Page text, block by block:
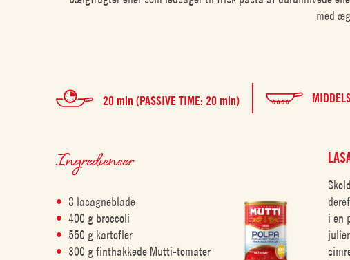
med
20 min (PASSIVE TIME: 20 min)
Ingredienser
8 lasagneblade
400 g broccoli
550 g kartofler
300 g finthakkede Mutti-tomater
i en